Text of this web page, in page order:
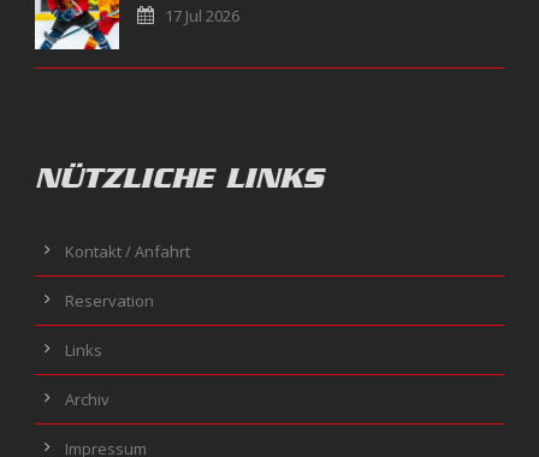
17 Jul 2026
NÜTZLICHE LINKS
Kontakt / Anfahrt
Reservation
Links
Archiv
Impressum